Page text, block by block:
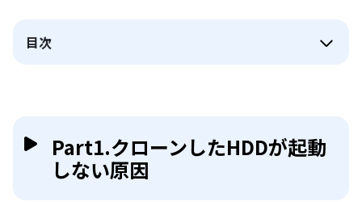
目次
Part1.クローンしたHDDが起動
しない原因